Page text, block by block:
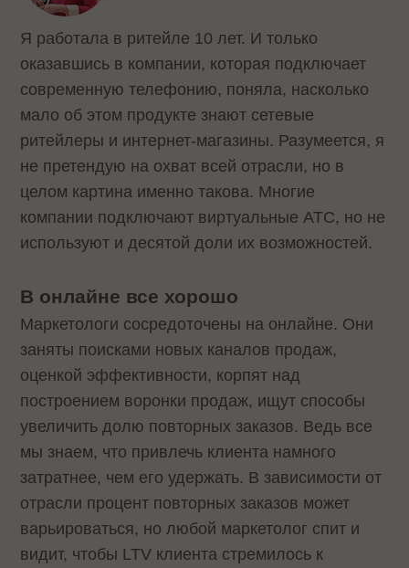
Я работала в ритейле 10 лет. И только
оказавшись в компании, которая подключает
современную телефонию, поняла, насколько
мало об этом продукте знают сетевые
ритейлеры и интернет-магазины. Разумеется, я
не претендую на охват всей отрасли, но в
целом картина именно такова. Многие
компании подключают виртуальные АТС, но не
используют и десятой доли их возможностей.
В онлайне все хорошо
Маркетологи сосредоточены на онлайне. Они
заняты поисками новых каналов продаж,
оценкой эффективности, корпят над
построением воронки продаж, ищут способы
увеличить долю повторных заказов. Ведь все
мы знаем, что привлечь клиента намного
затратнее, чем его удержать. В зависимости от
отрасли процент повторных заказов может
варьироваться, но любой маркетолог спит и
видит, чтобы LTV клиента стремилось к